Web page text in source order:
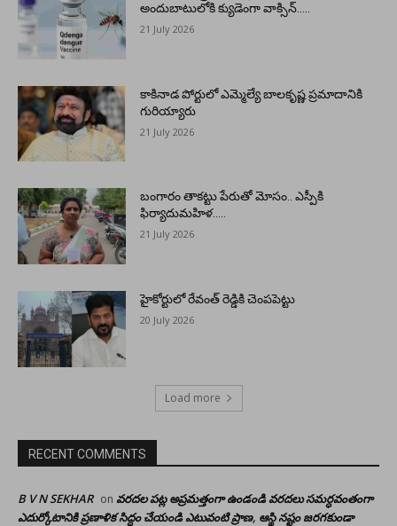
అందుబాటులోకి క్యుడెంగా వాక్సిన్…..
21 July 2026
కాకినాడ పోర్టులో ఎమ్మెల్యే బాలకృష్ణ ప్రమాదానికి
గురియ్యారు
21 July 2026
బంగారం తాకట్టు పేరుతో మోసం.. ఎస్పీకి
ఫిర్యాదుమహిళ…..
21 July 2026
హైకోర్టులో రేవంత్ రెడ్డికి చెంపపెట్టు
20 July 2026
Load more
RECENT COMMENTS
B V N SEKHAR on వరదల పట్ల అప్రమత్తంగా ఉండండి వరదలు సమర్ధవంతంగా
ఎదుర్కోటానికి ప్రణాళిక సిద్ధం చేయండి ఎటువంటి ప్రాణ, ఆస్థి నష్టం జరగకుండా